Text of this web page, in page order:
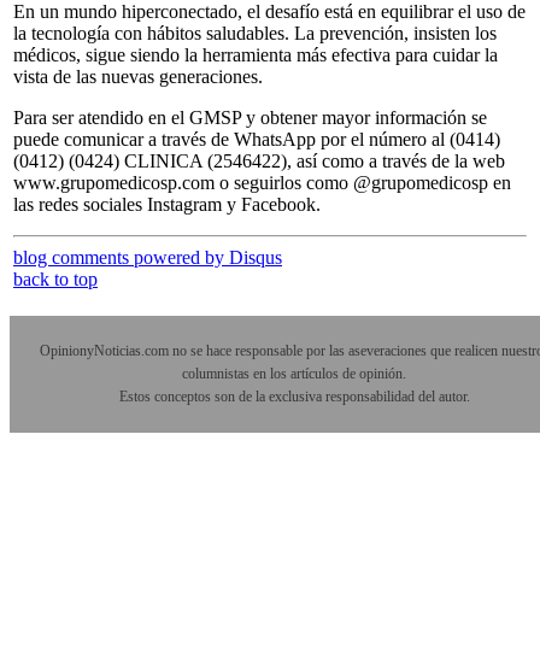
En un mundo hiperconectado, el desafío está en equilibrar el uso de
la tecnología con hábitos saludables. La prevención, insisten los
médicos, sigue siendo la herramienta más efectiva para cuidar la
vista de las nuevas generaciones.
Para ser atendido en el GMSP y obtener mayor información se
puede comunicar a través de WhatsApp por el número al (0414)
(0412) (0424) CLINICA (2546422), así como a través de la web
www.grupomedicosp.com o seguirlos como @grupomedicosp en
las redes sociales Instagram y Facebook.
blog comments powered by Disqus
back to top
OpinionyNoticias.com no se hace responsable por las aseveraciones que realicen
columnistas en los artículos de opinión.
Estos conceptos son de la exclusiva responsabilidad del autor.